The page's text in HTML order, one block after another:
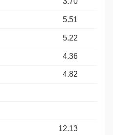
5.51
5.22
4.36
4.82
12.13